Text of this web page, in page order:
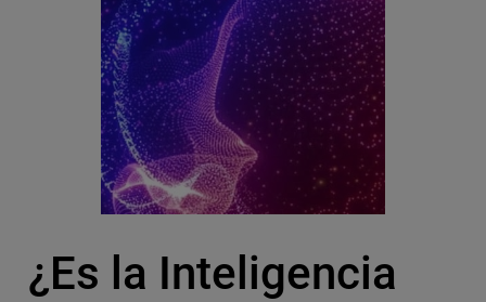
¿Es la Inteligencia